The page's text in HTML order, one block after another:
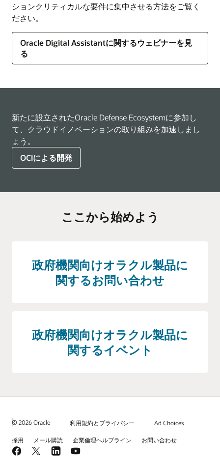
ションクリティカルな要件に集中させる方法をご覧く
ださい。
Oracle Digital Assistantに関するウェビナーを見
る
新たに設立されたOracle Defense Ecosystemに参加し
て、クラウドイノベーションの取り組みを加速しまし
ょう。
OCIによる開発
ここから始めよう
政府機関向けオラクル製品に
関するお問い合わせ
政府機関向けオラクル製品に
関するイベント
© 2026 Oracle 利用規約とプライバシー Ad Choices
採用 メール購読 企業倫理ヘルプライン お問い合わせ
Facebook
X LinkedInYouTube